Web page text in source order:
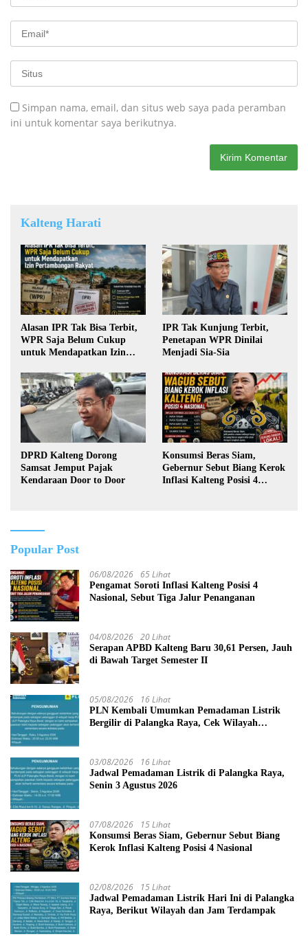
Simpan nama, email, dan situs web saya pada peramban
ini untuk komentar saya berikutnya.
Kalteng Harati
Alasan IPR Tak Bisa Terbit,
WPR Saja Belum Cukup
untuk Mendapatkan Izin
IPR Tak Kunjung Terbit,
Penetapan WPR Dinilai
Menjadi Sia-Sia
DPRD Kalteng Dorong
Samsat Jemput Pajak
Kendaraan Door to Door
Konsumsi Beras Siam,
Gebernur Sebut Biang Kerok
Inflasi Kalteng Posisi 4
Popular Post
06/08/2026 65 Lihat
Pengamat Soroti Inflasi Kalteng Posisi 4
Nasional, Sebut Tiga Jalur Penanganan
04/08/2026 20 Lihat
Serapan APBD Kalteng Baru 30,61 Persen, Jauh
di Bawah Target Semester II
05/08/2026 16 Lihat
PLN Kembali Umumkan Pemadaman Listrik
Bergilir di Palangka Raya, Cek Wilayah
03/08/2026 16 Lihat
Jadwal Pemadaman Listrik di Palangka Raya,
Senin 3 Agustus 2026
07/08/2026 15 Lihat
Konsumsi Beras Siam, Gebernur Sebut Biang
Kerok Inflasi Kalteng Posisi 4 Nasional
02/08/2026 15 Lihat
Jadwal Pemadaman Listrik Hari Ini di Palangka
Raya, Berikut Wilayah dan Jam Terdampak